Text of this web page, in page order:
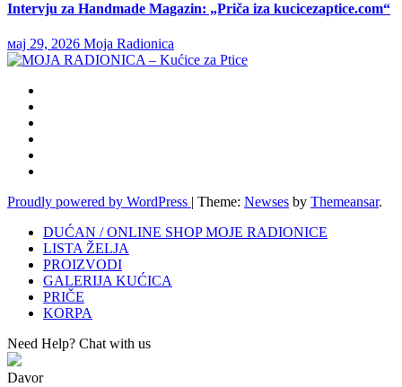
Intervju za Handmade Magazin: „Priča iza kucicezaptice.com“
мај 29, 2026 Moja Radionica
Proudly powered by WordPress | Theme: Newses by Themeansar.
DUĆAN / ONLINE SHOP MOJE RADIONICE
LISTA ŽELJA
PROIZVODI
GALERIJA KUĆICA
PRIČE
KORPA
Need Help? Chat with us
Davor